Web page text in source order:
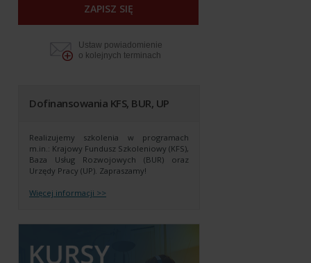
ZAPISZ SIĘ
Ustaw powiadomienie
o kolejnych terminach
Dofinansowania KFS, BUR, UP
Realizujemy szkolenia w programach
m.in.: Krajowy Fundusz Szkoleniowy (KFS),
Baza Usług Rozwojowych (BUR) oraz
Urzędy Pracy (UP). Zapraszamy!
Więcej informacji >>